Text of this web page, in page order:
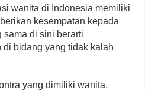
wanita di Indonesia memiliki
kesempatan kepada
sama di sini berarti
bidang yang tidak kalah
yang dimiliki wanita,